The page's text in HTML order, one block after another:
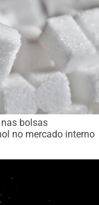
bolsas
no mercado interno